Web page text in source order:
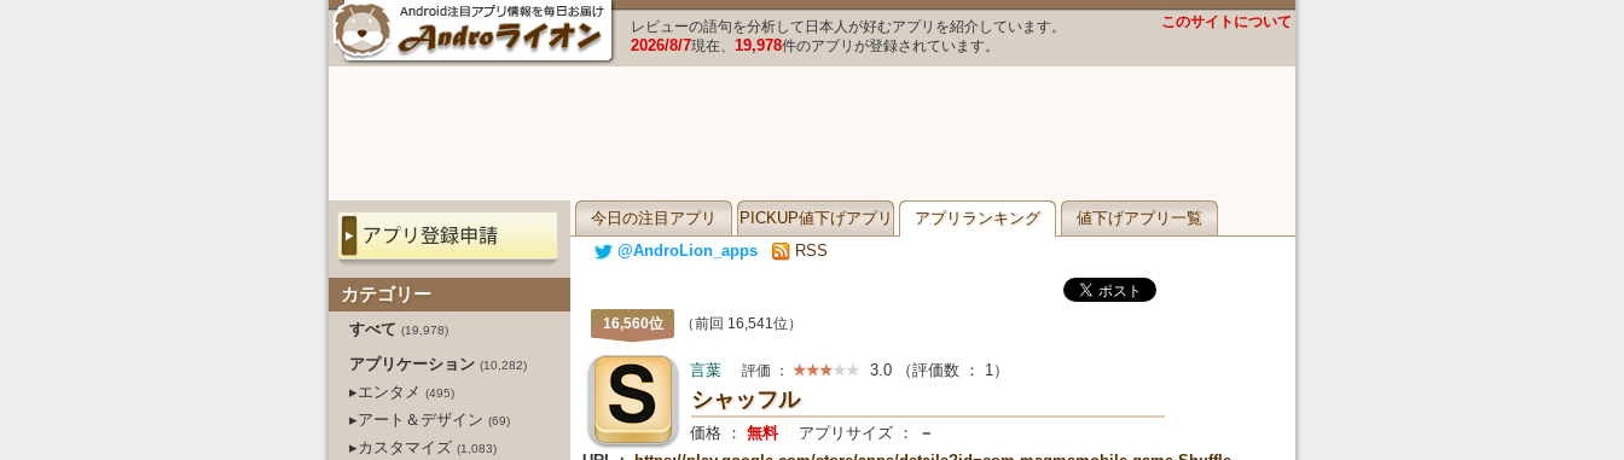
レビューの語句を分析して日本人が好むアプリを紹介しています。
2026/8/7現在、 19,978件のアプリが登録されています。
このサイトについて
今日の注目アプリ PICKUP値下げアプリ アプリランキング
値下げアプリ一覧
@AndroLion_apps
RSS
カテゴリー
すべて (19,978)
アプリケーション (10,282)
▸エンタメ (495)
▸アート＆デザイン (69)
▸カスタマイズ (1,083)
16,560位 （前回 16,541位）
言葉 評価 ： 3.0 （評価数 ： 1）
シャッフル
価格 ： 無料 アプリサイズ ：
－